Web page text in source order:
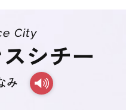
City
シチー
み